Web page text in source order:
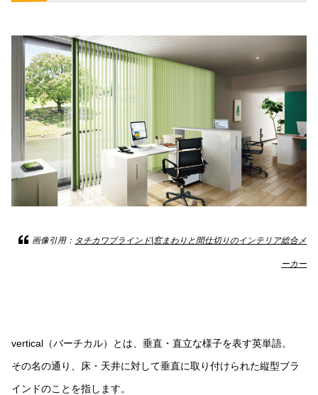
画像引用： タチカワブラインド|窓まわりと間仕切りのインテリア総合メ
ーカー
vertical（バーチカル）とは、垂直・直立な様子を表す英単語。
その名の通り、床・天井に対して垂直に取り付けられた縦型ブラ
インドのことを指します。